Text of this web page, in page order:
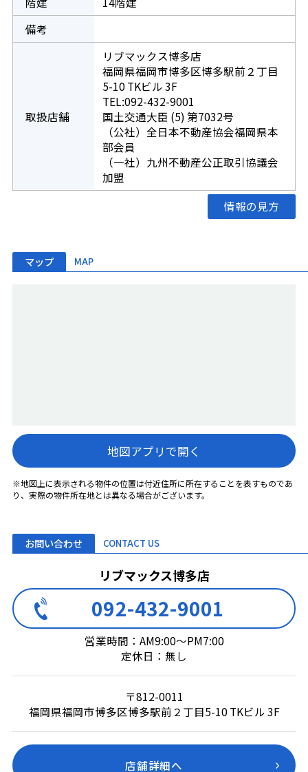
備考
取扱店舗
リブマックス博多店
福岡県福岡市博多区博多駅前２丁目
5-10 TKビル 3F
TEL:092-432-9001
国土交通大臣 (5) 第7032号
（公社）全日本不動産協会福岡県本
部会員
（一社）九州不動産公正取引協議会
加盟
情報の見方
マップ MAP
地図アプリで開く
※地図上に表示される物件の位置は付近住所に所在することを表すものであ
り、実際の物件所在地とは異なる場合がございます。
お問い合わせ CONTACT US
リブマックス博多店
092-432-9001
営業時間：AM9:00～PM7:00
定休日：無し
〒812-0011
福岡県福岡市博多区博多駅前２丁目5-10 TKビル 3F
店舗詳細へ